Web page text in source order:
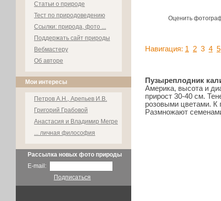
Статьи о природе
Тест по природоведению
Ссылки: природа, фото ...
Поддержать сайт природы
Вебмастеру
Об авторе
Мои интересы
Петров А.Н., Арепьев И.В.
Григорий Грабовой
Анастасия и Владимир Мегре
... личная философия
Рассылка новых фото природы
E-mail:
Подписаться
Оценить
Навигация: 1 2 3 4 5
Пузыреплодник
Америка, высота и
прирост 30-40 см.
розовыми цветами. К
Размножают